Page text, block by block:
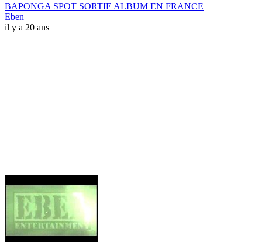
BAPONGA SPOT SORTIE ALBUM EN FRANCE
Eben
il y a 20 ans